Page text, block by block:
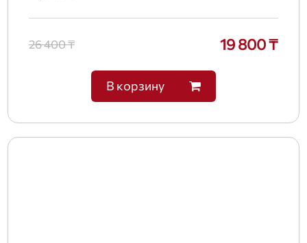
26 400 ₸ 19 800 ₸
В корзину